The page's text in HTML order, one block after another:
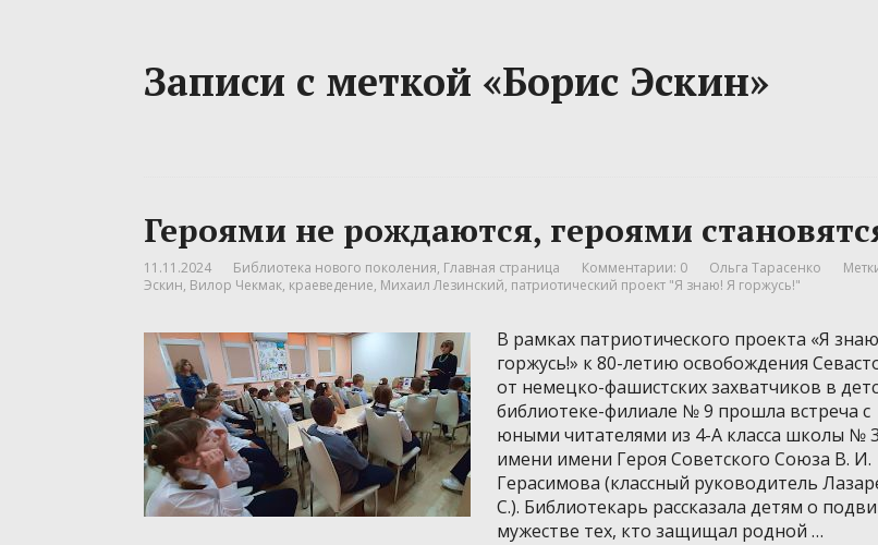
Записи с меткой «Борис Эскин»
Героями не рождаются, героями
11.11.2024 Библиотека нового поколения, Главная страница Комментарии: 0 Ольга Тарасенко
Эскин, Вилор Чекмак, краеведение, Михаил Лезинский, патриотический проект "Я знаю! Я горжусь!"
В рамках патриотического проекта «Я
горжусь!» к 80-летию освобождения
от немецко-фашистских захватчиков в
библиотеке-филиале № 9 прошла встреча с
юными читателями из 4-А класса школы №
имени имени Героя Советского Союза В. И.
Герасимова (классный руководитель
С.). Библиотекарь рассказала детям о
мужестве тех, кто защищал родной …